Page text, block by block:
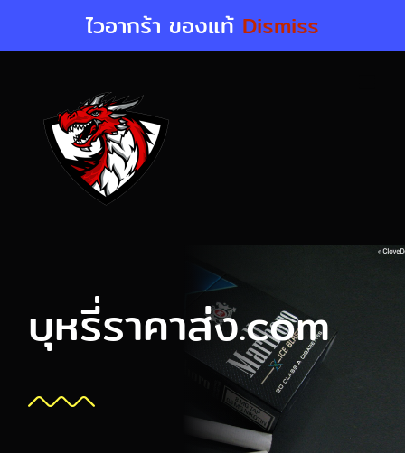
ไวอากร้า ของแท้ Dismiss
บุหรี่ราคาส่ง.com